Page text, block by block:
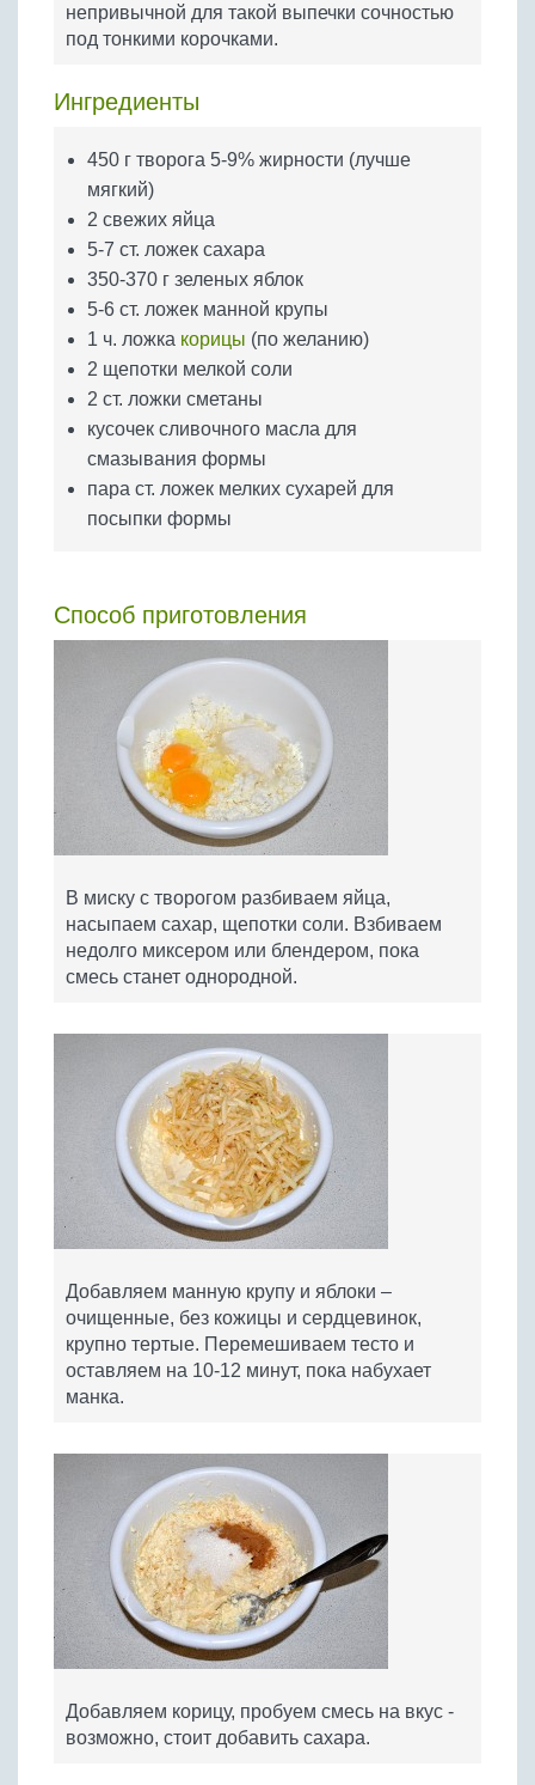
Бобовые
Яйца
непривычной для такой выпечки сочностью
под тонкими корочками.
Ингредиенты
450 г творога 5-9% жирности (лучше
мягкий)
2 свежих яйца
5-7 ст. ложек сахара
350-370 г зеленых яблок
5-6 ст. ложек манной крупы
1 ч. ложка корицы (по желанию)
2 щепотки мелкой соли
2 ст. ложки сметаны
кусочек сливочного масла для
смазывания формы
пара ст. ложек мелких сухарей для
посыпки формы
Способ приготовления
В миску с творогом разбиваем яйца,
насыпаем сахар, щепотки соли. Взбиваем
недолго миксером или блендером, пока
смесь станет однородной.
Добавляем манную крупу и яблоки –
очищенные, без кожицы и сердцевинок,
крупно тертые. Перемешиваем тесто и
оставляем на 10-12 минут, пока набухает
манка.
Добавляем корицу, пробуем смесь на вкус -
возможно, стоит добавить сахара.